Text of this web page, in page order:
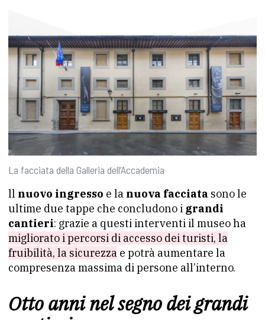
La facciata della Galleria dell’Accademia
ll nuovo ingresso e la nuova facciata sono le
ultime due tappe che concludono i grandi
cantieri: grazie a questi interventi il museo ha
migliorato i percorsi di accesso dei turisti, la
fruibilità, la sicurezza e potrà aumentare la
compresenza massima di persone all’interno.
Otto anni nel segno dei grandi